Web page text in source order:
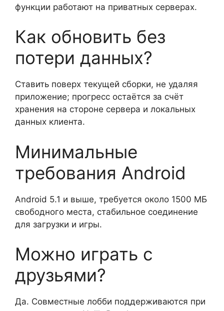
функции работают на приватных серверах.
Как обновить без
потери данных?
Ставить поверх текущей сборки, не удаляя
приложение; прогресс остаётся за счёт
хранения на стороне сервера и локальных
данных клиента.
Минимальные
требования Android
Android 5.1 и выше, требуется около 1500 МБ
свободного места, стабильное соединение
для загрузки и игры.
Можно играть с
друзьями?
Да. Совместные лобби поддерживаются при